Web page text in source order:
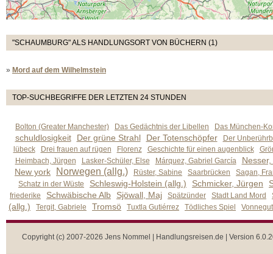
"SCHAUMBURG" ALS HANDLUNGSORT VON BÜCHERN (1)
» Mord auf dem Wilhelmstein
TOP-SUCHBEGRIFFE DER LETZTEN 24 STUNDEN
Bolton (Greater Manchester) Das Gedächtnis der Libellen Das München-
schuldlosigkeit Der grüne Strahl Der Totenschöpfer
Der
lübeck
Drei frauen auf rügen Florenz Geschichte für einen augenblick
Heimbach, Jürgen
Lasker-Schüler, Else Márquez, Gabriel García
New york
Norwegen (allg.) Rüster, Sabine Saarbrücken
Sagan,
Schatz in der Wüste
Schleswig-Holstein (allg.) Schmicker, Jürgen
friederike Schwäbische Alb Sjöwall, Maj Spätzünder Stadt Land Mord
(allg.) Tergit, Gabriele Tromsö Tuxtla Gutiérrez Tödliches Spiel
Copyright (c) 2007-2026 Jens Nommel | Handlungsreisen.de | Version